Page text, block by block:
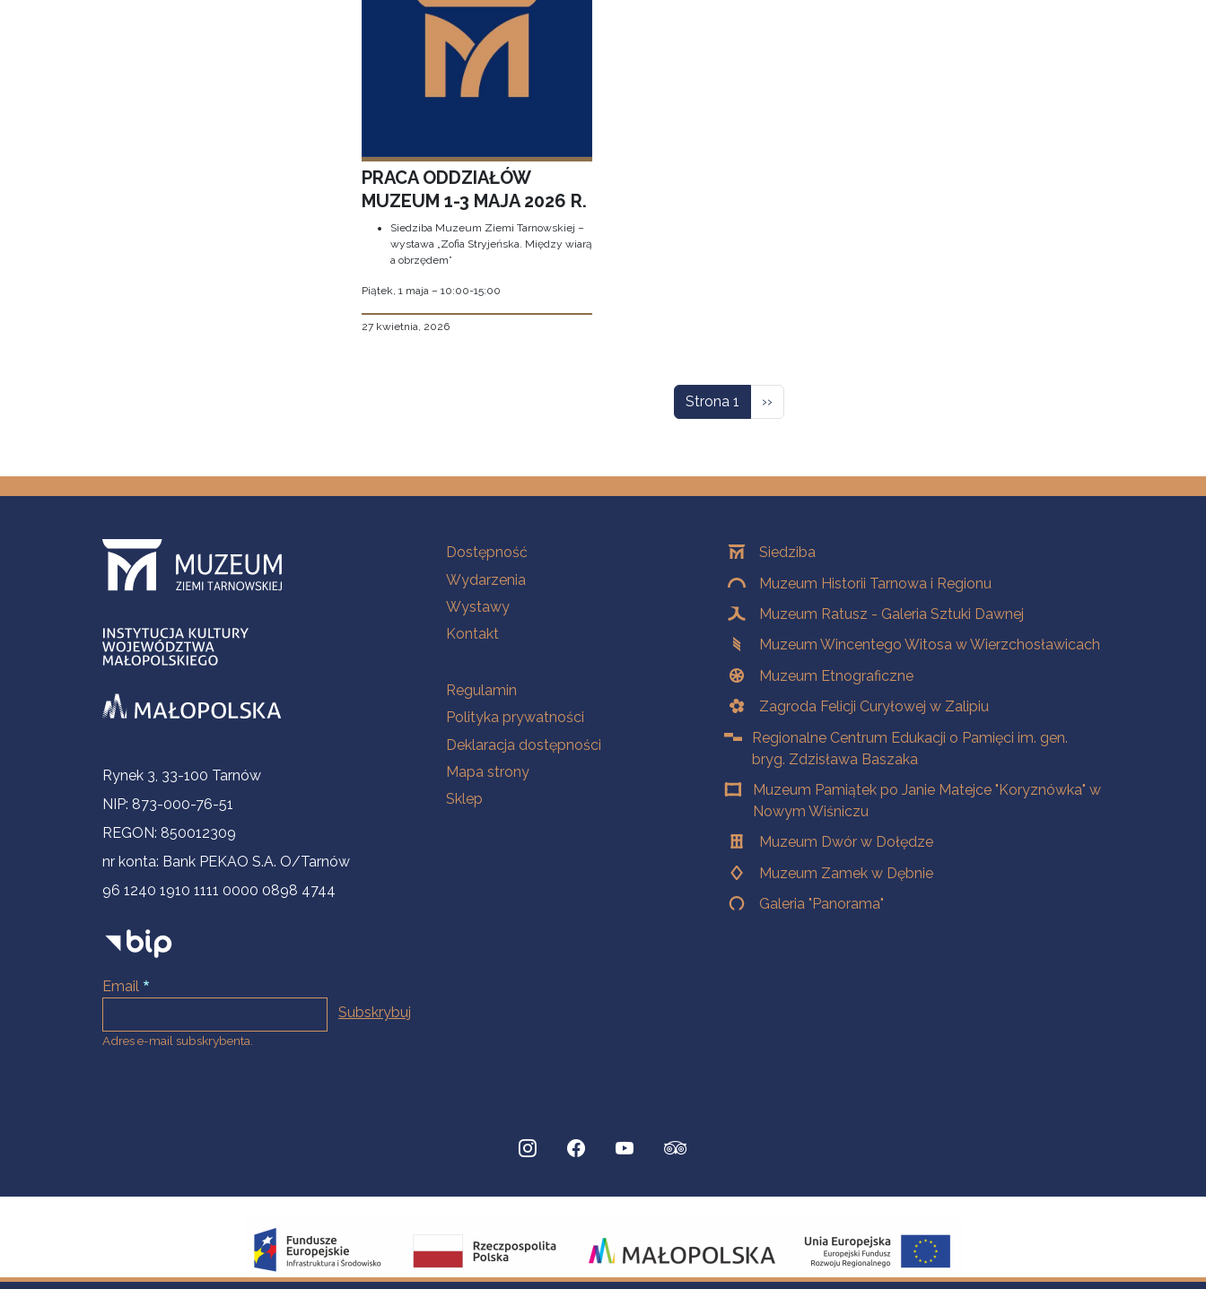
PRACA ODDZIAŁÓW
MUZEUM 1-3 MAJA 2026 R.
Siedziba Muzeum Ziemi Tarnowskiej –
wystawa „Zofia Stryjeńska. Między wiarą
a obrzędem”
Piątek, 1 maja – 10:00-15:00
27 kwietnia, 2026
Strona 1 Następna strona
››
Informacje kontaktowe
Rynek 3, 33-100 Tarnów
NIP: 873-000-76-51
REGON: 850012309
nr konta: Bank PEKAO S.A. O/Tarnów
96 1240 1910 1111 0000 0898 4744
Email
Adres e-mail subskrybenta.
Na skróty
Dostępność
Wydarzenia
Wystawy
Kontakt
Na skróty
Regulamin
Polityka prywatności
Deklaracja dostępności
Mapa strony
Sklep
OddziałySiedziba
Muzeum Historii Tarnowa i Regionu
Muzeum Ratusz - Galeria Sztuki Dawnej
Muzeum Wincentego Witosa w Wierzchosławicach
Muzeum Etnograficzne
Zagroda Felicji Curyłowej w Zalipiu
Regionalne Centrum Edukacji o Pamięci im. gen.
bryg. Zdzisława Baszaka
Muzeum Pamiątek po Janie Matejce "Koryznówka" w
Nowym Wiśniczu
Muzeum Dwór w Dołędze
Muzeum Zamek w Dębnie
Galeria "Panorama"